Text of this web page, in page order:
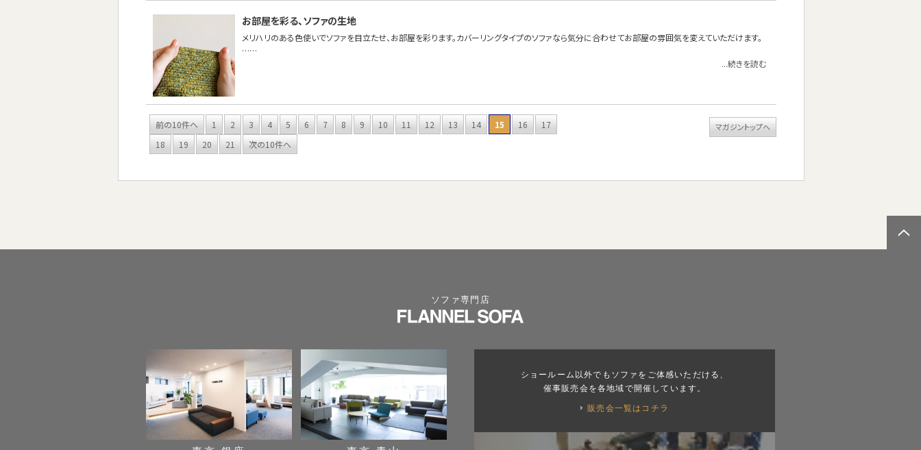
お部屋を彩る、ソファの生地
メリハリのある色使いでソファを目立たせ、お部屋を彩ります。カバーリングタイプのソファなら気分に合わせてお部屋の雰囲気を変えていただけます。
……
...続きを読む
前の10件へ 1 2 3 4 5 6 7 8 9 10 11 12 13 14 15 16
17
18
19 20 21 次の10件へ
マガジントップへ
ソファ専門店
ショールーム以外でもソファをご体感いただける、
催事販売会を各地域で開催しています。
販売会一覧はコチラ